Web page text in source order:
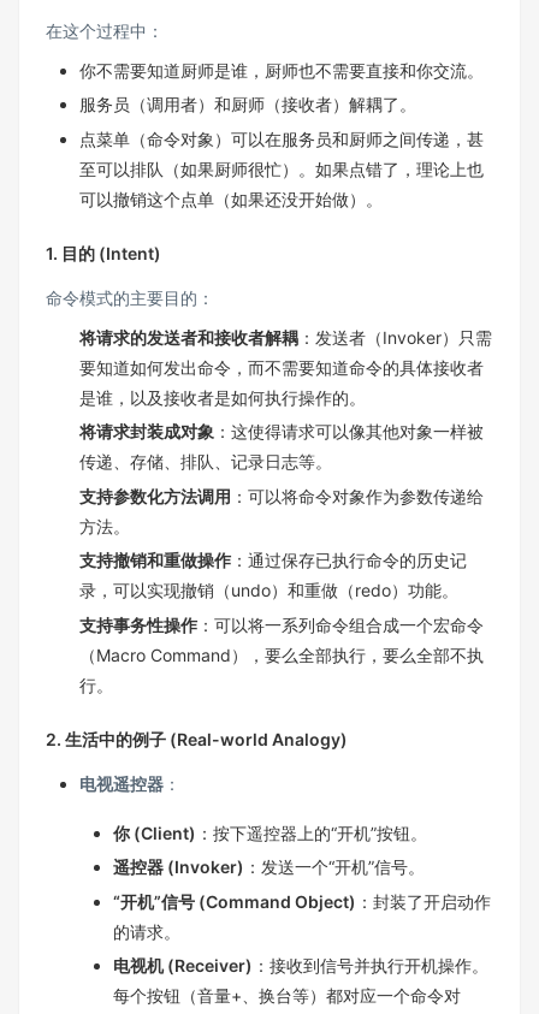
在这个过程中：
你不需要知道厨师是谁，厨师也不需要直接和你交流。
服务员（调用者）和厨师（接收者）解耦了。
点菜单（命令对象）可以在服务员和厨师之间传递，甚
至可以排队（如果厨师很忙）。如果点错了，理论上也
可以撤销这个点单（如果还没开始做）。
1. 目的 (Intent)
命令模式的主要目的：
将请求的发送者和接收者解耦 ：发送者（Invoker）只需
要知道如何发出命令，而不需要知道命令的具体接收者
是谁，以及接收者是如何执行操作的。
将请求封装成对象 ：这使得请求可以像其他对象一样被
传递、存储、排队、记录日志等。
支持参数化方法调用 ：可以将命令对象作为参数传递给
方法。
支持撤销和重做操作 ：通过保存已执行命令的历史记
录，可以实现撤销（undo）和重做（redo）功能。
支持事务性操作 ：可以将一系列命令组合成一个宏命令
（Macro Command），要么全部执行，要么全部不执
行。
2. 生活中的例子 (Real-world Analogy)
电视遥控器 ：
你 (Client) ：按下遥控器上的“开机”按钮。
遥控器 (Invoker) ：发送一个“开机”信号。
“开机”信号 (Command Object) ：封装了开启动作
的请求。
电视机 (Receiver) ：接收到信号并执行开机操作。
每个按钮（音量+、换台等）都对应一个命令对